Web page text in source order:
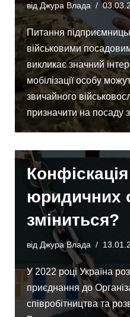
відДжура Влада
Питання
військовими
викликає значний
мобілізації особу
звичайного
призначити на посаду
юридичних
зміниться?
від Джура Влада
У 2022 році Україна
приєднання до
співробітництва та